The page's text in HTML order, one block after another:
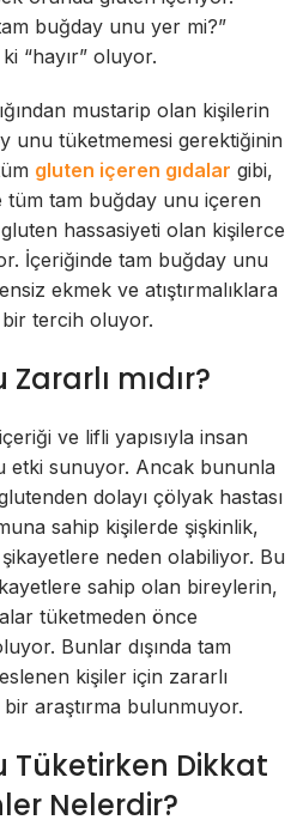
buğday unu yer mi?”
“hayır” oluyor.
mustarip olan kişilerin
unu tüketmemesi gerektiğinin
gluten içeren gıdalar gibi,
tam buğday unu içeren
hassasiyeti olan kişilerce
İçeriğinde tam buğday unu
ekmek ve atıştırmalıklara
tercih oluyor.
mıdır?
ve lifli yapısıyla insan
etki sunuyor. Ancak bununla
dolayı çölyak hastası
sahip kişilerde şişkinlik,
şikayetlere neden olabiliyor. Bu
sahip olan bireylerin,
tüketmeden önce
Bunlar dışında tam
kişiler için zararlı
araştırma bulunmuyor.
Tüketirken Dikkat
Nelerdir?